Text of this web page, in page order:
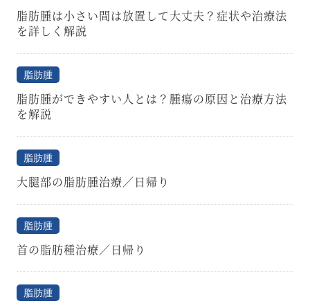
脂肪腫は小さい間は放置して大丈夫？症状や治療法
を詳しく解説
脂肪腫
脂肪腫ができやすい人とは？腫瘍の原因と治療方法
を解説
脂肪腫
大腿部の脂肪腫治療／日帰り
脂肪腫
首の脂肪種治療／日帰り
脂肪腫